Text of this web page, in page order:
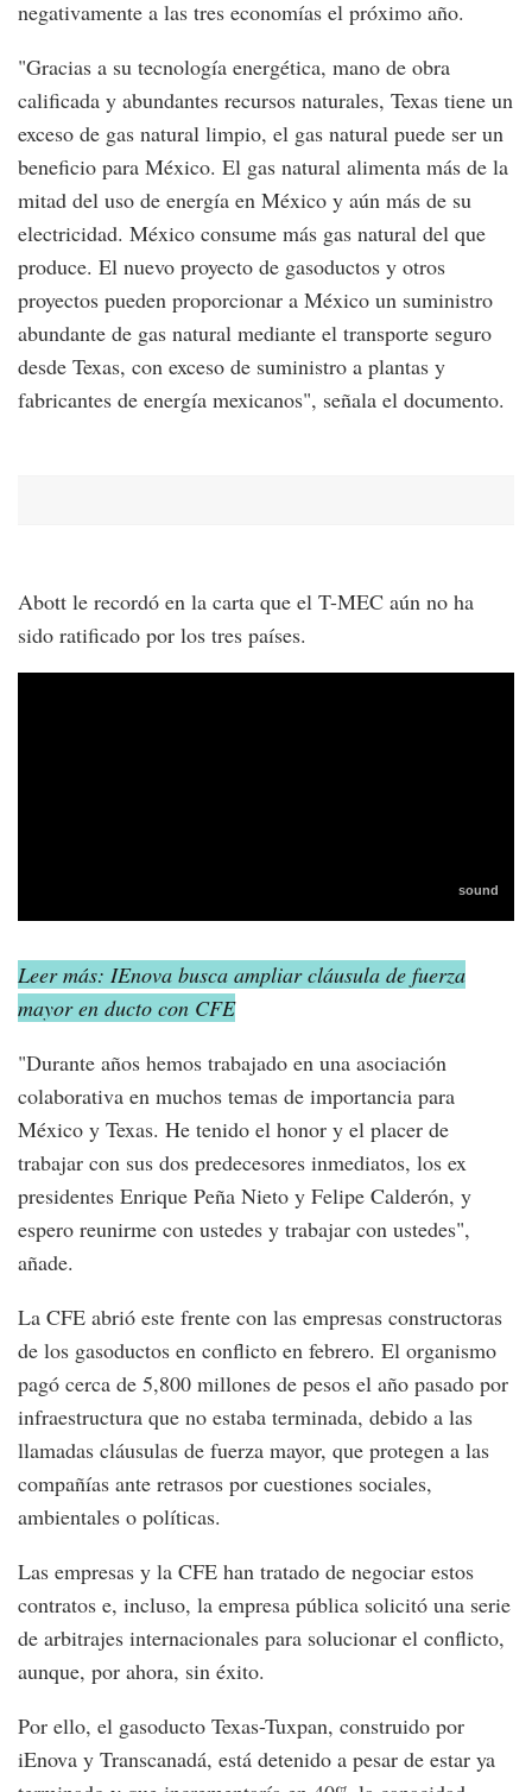
negativamente a las tres economías el próximo año.
"Gracias a su tecnología energética, mano de obra
calificada y abundantes recursos naturales, Texas tiene un
exceso de gas natural limpio, el gas natural puede ser un
beneficio para México. El gas natural alimenta más de la
mitad del uso de energía en México y aún más de su
electricidad. México consume más gas natural del que
produce. El nuevo proyecto de gasoductos y otros
proyectos pueden proporcionar a México un suministro
abundante de gas natural mediante el transporte seguro
desde Texas, con exceso de suministro a plantas y
fabricantes de energía mexicanos", señala el documento.
Abott le recordó en la carta que el T-MEC aún no ha
sido ratificado por los tres países.
Leer más: IEnova busca ampliar cláusula de fuerza
mayor en ducto con CFE
"Durante años hemos trabajado en una asociación
colaborativa en muchos temas de importancia para
México y Texas. He tenido el honor y el placer de
trabajar con sus dos predecesores inmediatos, los ex
presidentes Enrique Peña Nieto y Felipe Calderón, y
espero reunirme con ustedes y trabajar con ustedes",
añade.
La CFE abrió este frente con las empresas constructoras
de los gasoductos en conflicto en febrero. El organismo
pagó cerca de 5,800 millones de pesos el año pasado por
infraestructura que no estaba terminada, debido a las
llamadas cláusulas de fuerza mayor, que protegen a las
compañías ante retrasos por cuestiones sociales,
ambientales o políticas.
Las empresas y la CFE han tratado de negociar estos
contratos e, incluso, la empresa pública solicitó una serie
de arbitrajes internacionales para solucionar el conflicto,
aunque, por ahora, sin éxito.
Por ello, el gasoducto Texas-Tuxpan, construido por
iEnova y Transcanadá, está detenido a pesar de estar ya